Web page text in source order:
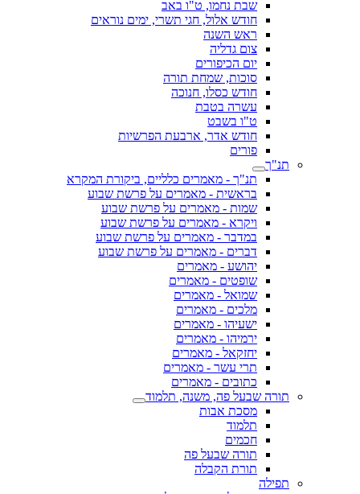
שבת נחמו, ט"ו באב
חודש אלול, חגי תשרי, ימים נוראים
ראש השנה
צום גדליה
יום הכיפורים
סוכות, שמחת תורה
חודש כסלו, חנוכה
עשרה בטבת
ט"ו בשבט
חודש אדר, ארבעת הפרשיות
פורים
תנ"ך
תנ"ך - מאמרים כלליים, ביקורת המקרא
בראשית - מאמרים על פרשת שבוע
שמות - מאמרים על פרשת שבוע
ויקרא - מאמרים על פרשת שבוע
במדבר - מאמרים על פרשת שבוע
דברים - מאמרים על פרשת שבוע
יהושע - מאמרים
שופטים - מאמרים
שמואל - מאמרים
מלכים - מאמרים
ישעיהו - מאמרים
ירמיהו - מאמרים
יחזקאל - מאמרים
תרי עשר - מאמרים
כתובים - מאמרים
תורה שבעל פה, משנה, תלמוד
מסכת אבות
תלמוד
חכמים
תורה שבעל פה
תורת הקבלה
תפילה